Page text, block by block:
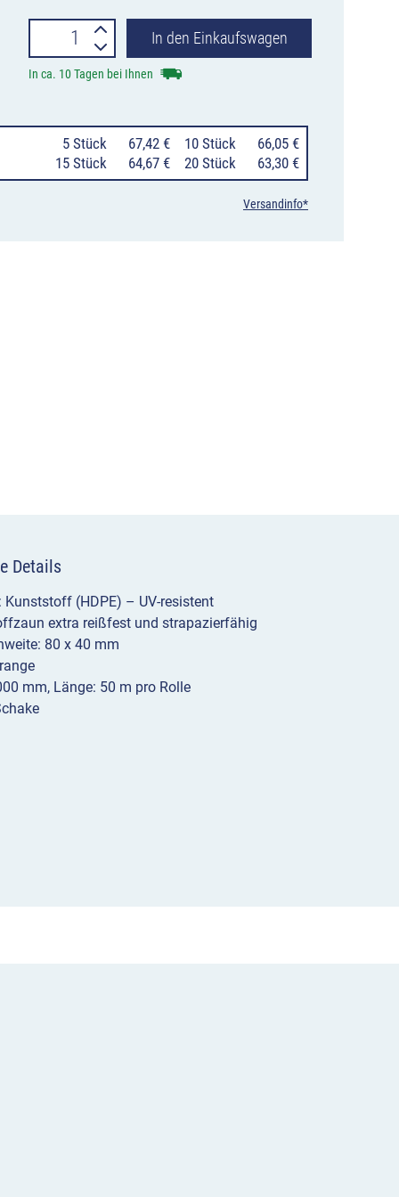
Fangzaun
aus
Menge
In den Einkaufswagen
In ca. 10 Tagen bei Ihnen
5 Stück 67,42 € 10 Stück
66,05 €
15 Stück
64,67 € 20 Stück 63,30 €
Versandinfo*
Details
Kunststoff (HDPE) – UV-resistent
extra reißfest und strapazierfähig
80 x 40 mm
mm, Länge: 50 m pro Rolle